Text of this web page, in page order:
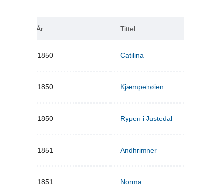
År Tittel
1850 Catilina
1850 Kjæmpehøien
1850 Rypen i Justedal
1851 Andhrimner
1851 Norma